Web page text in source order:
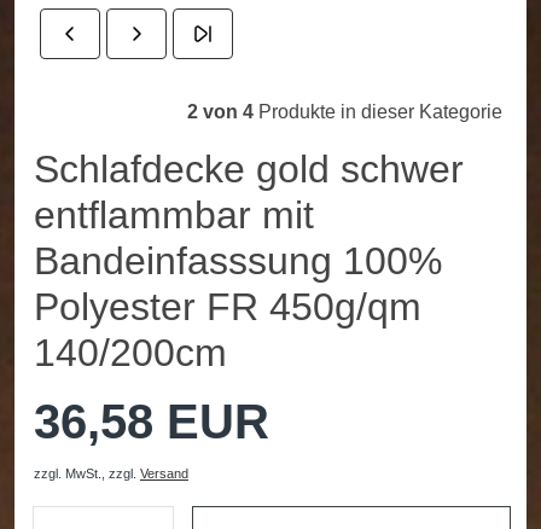
2 von 4 Produkte in dieser Kategorie
Schlafdecke gold schwer
entflammbar mit
Bandeinfasssung 100%
Polyester FR 450g/qm
140/200cm
36,58 EUR
zzgl. MwSt., zzgl. Versand